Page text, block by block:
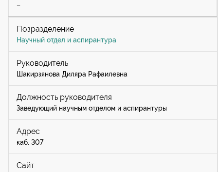
–
Научный отдел и аспирантура
Шакирзянова Диляра Рафаилевна
Заведующий научным отделом и аспирантуры
каб. 307